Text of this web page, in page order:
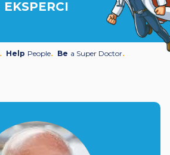
EKSPERCI
Help People Be a Super Doctor